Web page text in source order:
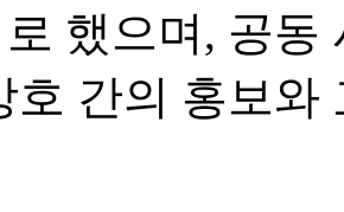
했으며, 공동
호 간의 홍보와